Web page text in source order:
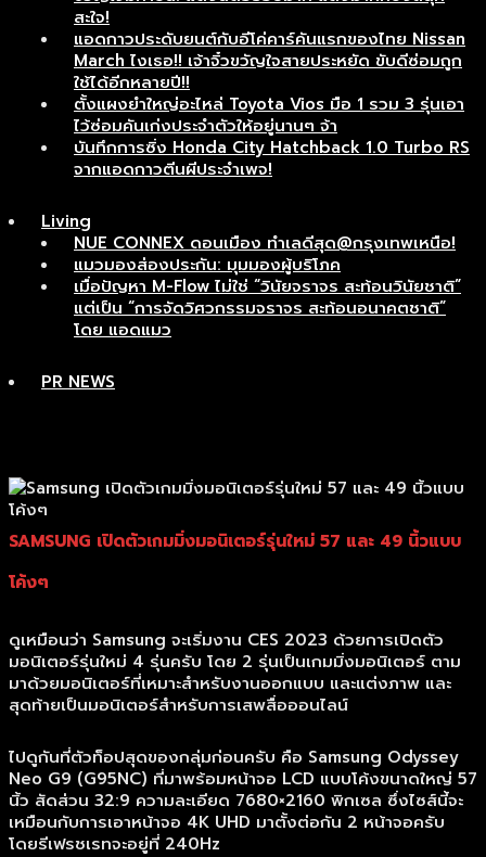
สะใจ!
แอดกาวประดับยนต์กับอีโค่คาร์คันแรกของไทย Nissan
March ไงเธอ!! เจ้าจิ๋วขวัญใจสายประหยัด ขับดีซ่อมถูก
ใช้ได้อีกหลายปี!!
ตั้งแผงยำใหญ่อะไหล่ Toyota Vios มือ 1 รวม 3 รุ่นเอา
ไว้ซ่อมคันเก่งประจำตัวให้อยู่นานๆ จ้า
บันทึกการซิ่ง Honda City Hatchback 1.0 Turbo RS
จากแอดกาวตีนผีประจำเพจ!
Living
NUE CONNEX ดอนเมือง ทำเลดีสุด@กรุงเทพเหนือ!
แมวมองส่องประกัน: มุมมองผู้บริโภค
เมื่อปัญหา M-Flow ไม่ใช่ “วินัยจราจร สะท้อนวินัยชาติ”
แต่เป็น “การจัดวิศวกรรมจราจร สะท้อนอนาคตชาติ”
โดย แอดแมว
PR NEWS
SAMSUNG เปิดตัวเกมมิ่งมอนิเตอร์รุ่นใหม่ 57 และ 49 นิ้วแบบ
โค้งๆ
ดูเหมือนว่า Samsung จะเริ่มงาน CES 2023 ด้วยการเปิดตัว
มอนิเตอร์รุ่นใหม่ 4 รุ่นครับ โดย 2 รุ่นเป็นเกมมิ่งมอนิเตอร์ ตาม
มาด้วยมอนิเตอร์ที่เหมาะสำหรับงานออกแบบ และแต่งภาพ และ
สุดท้ายเป็นมอนิเตอร์สำหรับการเสพสื่อออนไลน์
ไปดูกันที่ตัวท็อปสุดของกลุ่มก่อนครับ คือ Samsung Odyssey
Neo G9 (G95NC) ที่มาพร้อมหน้าจอ LCD แบบโค้งขนาดใหญ่ 57
นิ้ว สัดส่วน 32:9 ความละเอียด 7680×2160 พิกเซล ซึ่งไซส์นี้จะ
เหมือนกับการเอาหน้าจอ 4K UHD มาตั้งต่อกัน 2 หน้าจอครับ
โดยรีเฟรชเรทจะอยู่ที่ 240Hz